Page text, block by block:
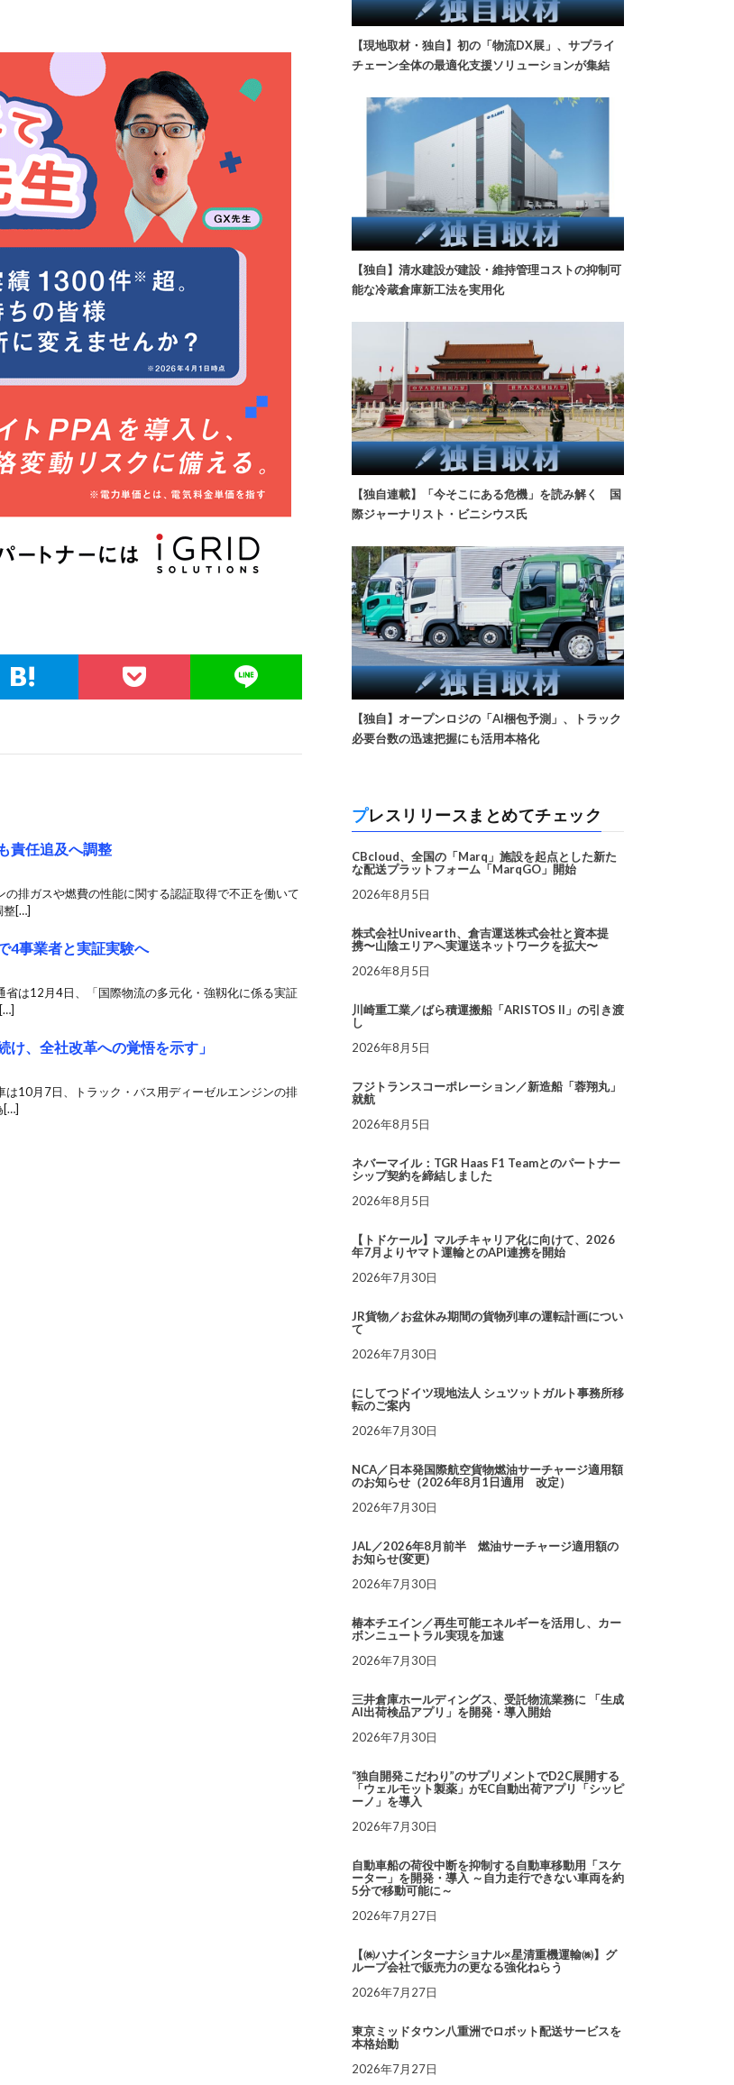
責任追及へ調整
排ガスや燃費の性能に関する認証取得で不正を働いて
整[…]
4事業者と実証実験へ
は12月4日、「国際物流の多元化・強靱化に係る実証
け、全社改革への覚悟を示す」
10月7日、トラック・バス用ディーゼルエンジンの排
[…]
【現地取材・独自】初の「物流DX展」、サプライ
チェーン全体の最適化支援ソリューションが集結
【独自】清水建設が建設・維持管理コストの抑制可
能な冷蔵倉庫新工法を実用化
【独自連載】「今そこにある危機」を読み解く 国
際ジャーナリスト・ビニシウス氏
【独自】オープンロジの「AI梱包予測」、トラック
必要台数の迅速把握にも活用本格化
プレスリリースまとめてチェック
CBcloud、全国の「Marq」施設を起点とした新た
な配送プラットフォーム「MarqGO」開始
2026年8月5日
株式会社Univearth、倉吉運送株式会社と資本提
携〜山陰エリアへ実運送ネットワークを拡大〜
2026年8月5日
川崎重工業／ばら積運搬船「ARISTOS II」の引き渡
し
2026年8月5日
フジトランスコーポレーション／新造船「蓉翔丸」
就航
2026年8月5日
ネバーマイル：TGR Haas F1 Teamとのパートナー
シップ契約を締結しました
2026年8月5日
【トドケール】マルチキャリア化に向けて、2026
年7月よりヤマト運輸とのAPI連携を開始
2026年7月30日
JR貨物／お盆休み期間の貨物列車の運転計画につい
て
2026年7月30日
にしてつドイツ現地法人 シュツットガルト事務所移
転のご案内
2026年7月30日
NCA／日本発国際航空貨物燃油サーチャージ適用額
のお知らせ（2026年8月1日適用 改定）
2026年7月30日
JAL／2026年8月前半 燃油サーチャージ適用額の
お知らせ(変更)
2026年7月30日
椿本チエイン／再生可能エネルギーを活用し、カー
ボンニュートラル実現を加速
2026年7月30日
三井倉庫ホールディングス、受託物流業務に 「生成
AI出荷検品アプリ」を開発・導入開始
2026年7月30日
“独自開発こだわり”のサプリメントでD2C展開する
「ウェルモット製薬」がEC自動出荷アプリ「シッピ
ーノ」を導入
2026年7月30日
自動車船の荷役中断を抑制する自動車移動用「スケ
ーター」を開発・導入 ～自力走行できない車両を約
5分で移動可能に～
2026年7月27日
【㈱ハナインターナショナル×星清重機運輸㈱】グ
ループ会社で販売力の更なる強化ねらう
2026年7月27日
東京ミッドタウン八重洲でロボット配送サービスを
本格始動
2026年7月27日